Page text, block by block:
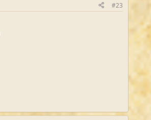
#23